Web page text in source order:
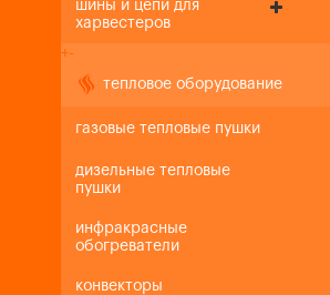
шины и цепи для
харвестеров
+-
тепловое оборудование
газовые тепловые пушки
дизельные тепловые
пушки
инфракрасные
обогреватели
конвекторы